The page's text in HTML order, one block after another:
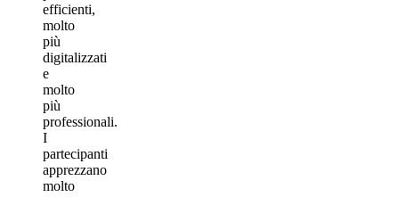
efficienti,
molto
più
digitalizzati
e
molto
più
professionali.
I
partecipanti
apprezzano
molto